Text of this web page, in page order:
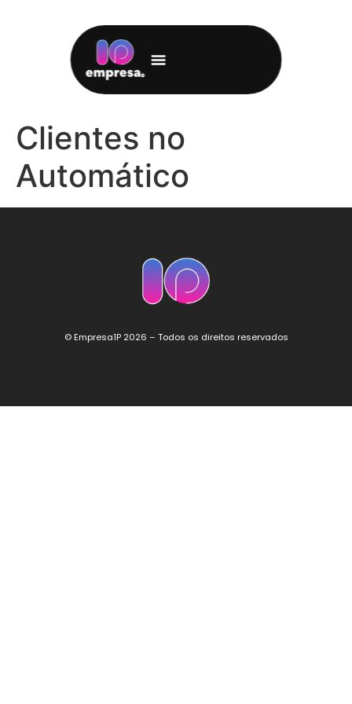
Clientes no
Automático
© Empresa1P 2026 – Todos os direitos reservados